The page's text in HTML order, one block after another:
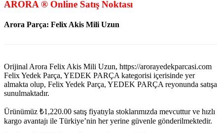
ARORA ® Online Satış Noktası
Arora Parça: Felix Akis Mili Uzun
Orijinal Arora Felix Akis Mili Uzun, https://arorayedekparcasi.com
Felix Yedek Parça, YEDEK PARÇA kategorisi içerisinde yer
almakta olup, Felix Yedek Parça, YEDEK PARÇA reyonunda satışa
sunulmaktadır.
Ürünümüz ₺1,220.00 satış fiyatıyla stoklarımızda mevcuttur ve hızlı
kargo avantajı ile Türkiye’nin her yerine güvenle gönderilmektedir.